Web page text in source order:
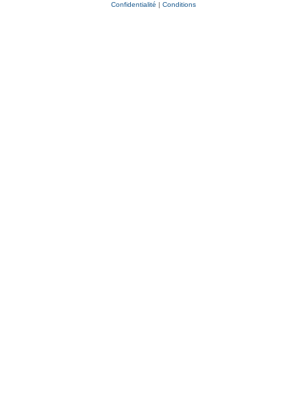
Confidentialité | Conditions